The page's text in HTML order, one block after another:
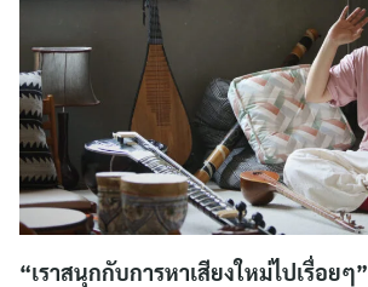
“เราสนุกกับการหาเสียงใหม่ไปเรื่อยๆ”